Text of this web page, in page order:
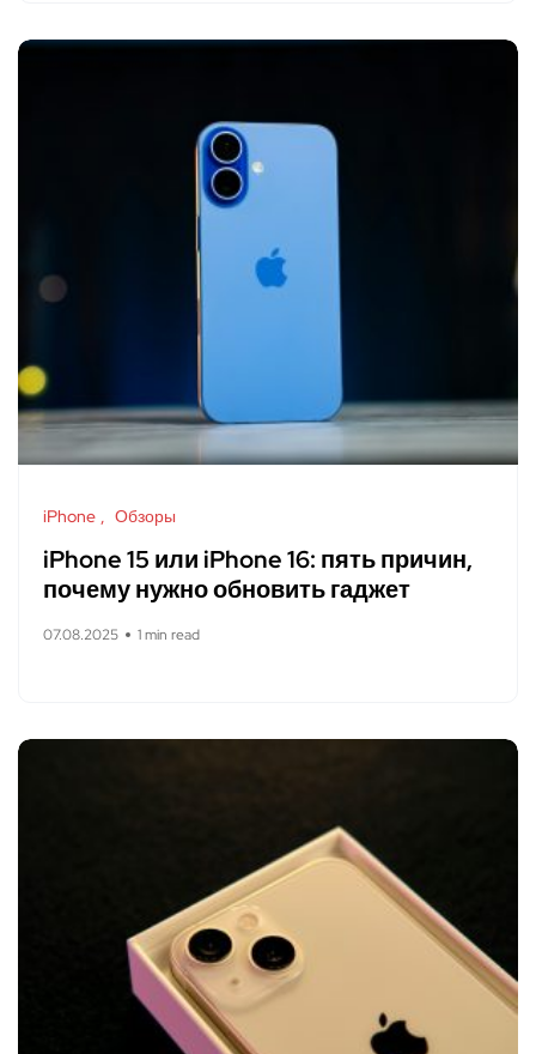
iPhone Обзоры
iPhone 15 или iPhone 16: пять причин,
почему нужно обновить гаджет
07.08.2025 1 min read